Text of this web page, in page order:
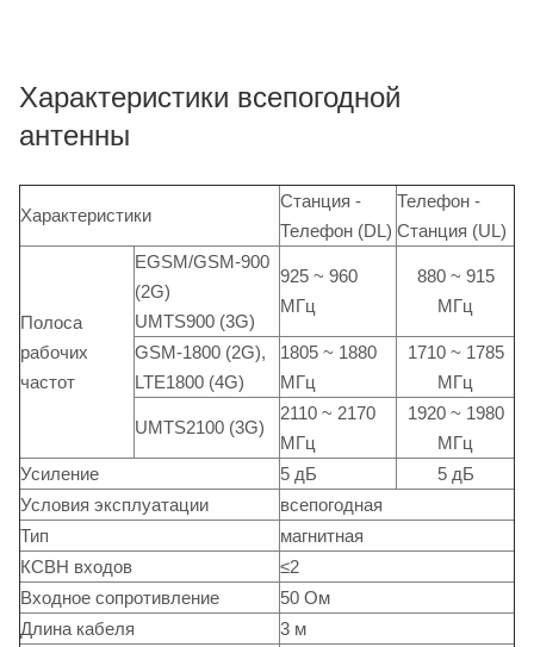
Характеристики всепогодной
антенны
Характеристики
Станция -
Телефон (DL)
Телефон -
Станция (UL)
Полоса
рабочих
частот
EGSM/GSM-900
(2G)
UMTS900 (3G)
925 ~ 960
МГц
880 ~ 915
МГц
GSM-1800 (2G),
LTE1800 (4G)
1805 ~ 1880
МГц
1710 ~ 1785
МГц
UMTS2100 (3G)
2110 ~ 2170
МГц
1920 ~ 1980
МГц
Усиление
5 дБ
5 дБ
Условия эксплуатации
всепогодная
Тип
магнитная
КСВН входов
≤2
Входное сопротивление
50 Ом
Длина кабеля
3 м